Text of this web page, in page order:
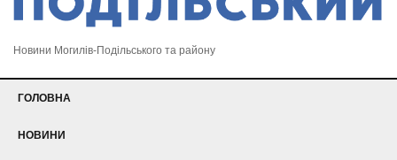
Новини Могилів-Подільського та району
ГОЛОВНА
НОВИНИ